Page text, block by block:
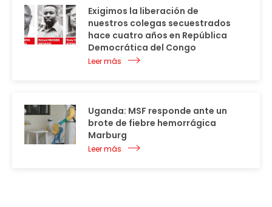
Exigimos la liberación de
nuestros colegas secuestrados
hace cuatro años en República
Democrática del Congo
Leer más
Uganda: MSF responde ante un
brote de fiebre hemorrágica
Marburg
Leer más